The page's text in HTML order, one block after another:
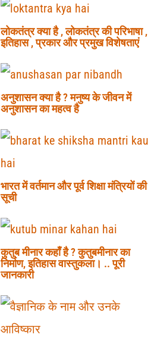
लोकतंत्र क्या है , लोकतंत्र की परिभाषा ,
इतिहास , प्रकार और प्रमुख विशेषताएं
अनुशासन क्या है ? मनुष्य के जीवन में
अनुशासन का महत्व है
भारत में वर्तमान और पूर्व शिक्षा मंत्रियों की
सूची
कुतुब मीनार कहाँ है ? कुतुबमीनार का
निर्माण, इतिहास वास्तुकला। .. पूरी
जानकारी